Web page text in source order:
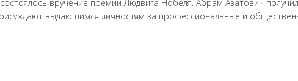
вручение премии Людвига Нобеля. Абрам Азатович
выдающимся личностям за профессиональные и